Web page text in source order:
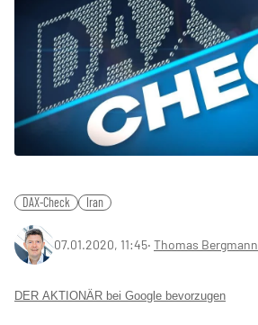
DAX-Check Iran
07.01.2020, 11:45‧ Thomas Bergmann
DER AKTIONÄR bei Google bevorzugen